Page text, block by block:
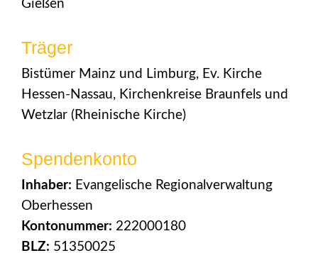
Gießen
Träger
Bistümer Mainz und Limburg, Ev. Kirche
Hessen-Nassau, Kirchenkreise Braunfels und
Wetzlar (Rheinische Kirche)
Spendenkonto
Inhaber: Evangelische Regionalverwaltung
Oberhessen
Kontonummer: 222000180
BLZ: 51350025